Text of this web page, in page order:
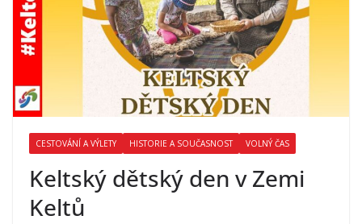
CESTOVÁNÍ A VÝLETY HISTORIE A SOUČASNOST VOLNÝ ČAS
Keltský dětský den v Zemi
Keltů